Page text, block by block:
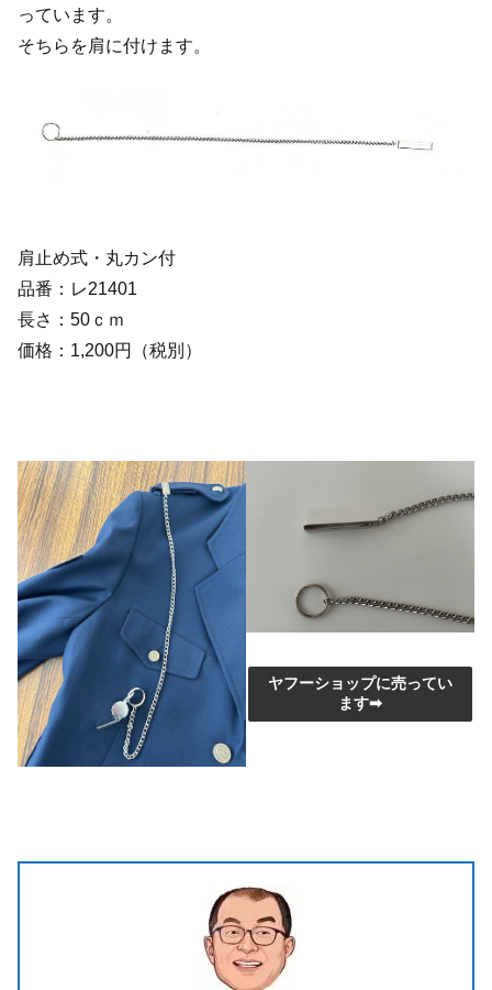
っています。
そちらを肩に付けます。
肩止め式・丸カン付
品番：レ21401
長さ：50ｃｍ
価格：1,200円（税別）
ヤフーショップに売ってい
ます➡